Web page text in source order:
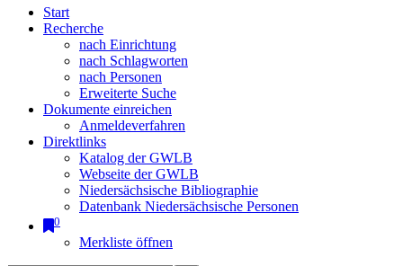
Start
Recherche
nach Einrichtung
nach Schlagworten
nach Personen
Erweiterte Suche
Dokumente einreichen
Anmeldeverfahren
Direktlinks
Katalog der GWLB
Webseite der GWLB
Niedersächsische Bibliographie
Datenbank Niedersächsische Personen
0
Merkliste öffnen